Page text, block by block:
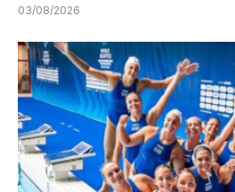
03/08/2026